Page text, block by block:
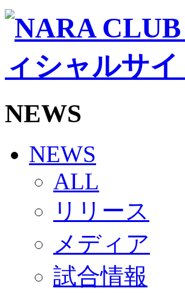
バモス
チアダンススクール
ボランティアチーム「
ビクトリーロード
HOMEGAME
観戦ルール＆マナー
Jリーグ運営管理規定
写真・動画使用ガイドライン
SCHEDULE
2026/27
練習見学時のファンサービス
TICKET
奈良クラブ明治安田J3リーグ
奈良クラブ明治安田Ｊ3リー
観戦ルール＆マナー
2026/27ファンコミュニティ
サポートショップ
GOODS
オフィシャルストア（実店舗）
オンラインストア
NEWS
NEWS
ALL
リリース
メディア
試合情報